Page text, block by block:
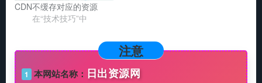
CDN不缓存对应的资源
在“技术技巧”中
注意
1 本网站名称： 日出资源网